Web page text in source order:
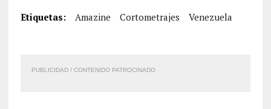
Etiquetas: Amazine Cortometrajes Venezuela
PUBLICIDAD / CONTENIDO PATROCINADO